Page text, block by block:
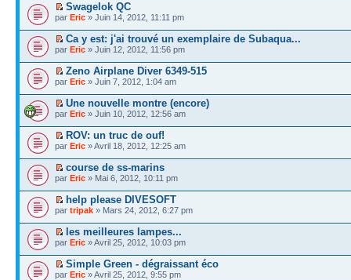
Swagelok QC
par Eric » Juin 14, 2012, 11:11 pm
Ca y est: j'ai trouvé un exemplaire de Subaqua...
par Eric » Juin 12, 2012, 11:56 pm
Zeno Airplane Diver 6349-515
par Eric » Juin 7, 2012, 1:04 am
Une nouvelle montre (encore)
par Eric » Juin 10, 2012, 12:56 am
ROV: un truc de ouf!
par Eric » Avril 18, 2012, 12:25 am
course de ss-marins
par Eric » Mai 6, 2012, 10:11 pm
help please DIVESOFT
par tripak » Mars 24, 2012, 6:27 pm
les meilleures lampes...
par Eric » Avril 25, 2012, 10:03 pm
Simple Green - dégraissant éco
par Eric » Avril 25, 2012, 9:55 pm